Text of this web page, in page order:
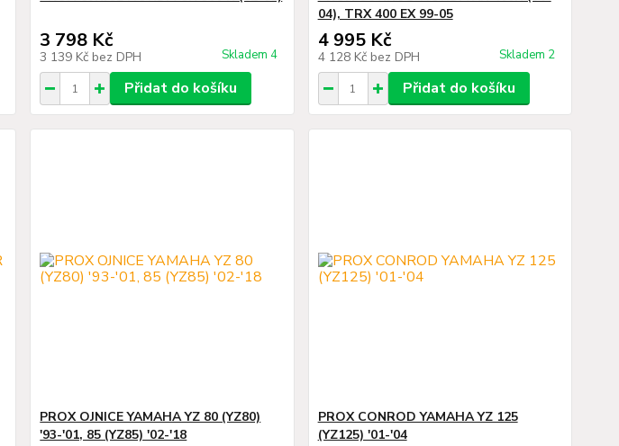
3 798 Kč
3 139 Kč bez DPH Skladem 4
Přidat do košíku
04), TRX 400 EX 99-05
4 995 Kč
4 128 Kč bez DPH Skladem 2
Přidat do košíku
PROX OJNICE YAMAHA YZ 80 (YZ80)
'93-'01, 85 (YZ85) '02-'18
PROX CONROD YAMAHA YZ 125
(YZ125) '01-'04